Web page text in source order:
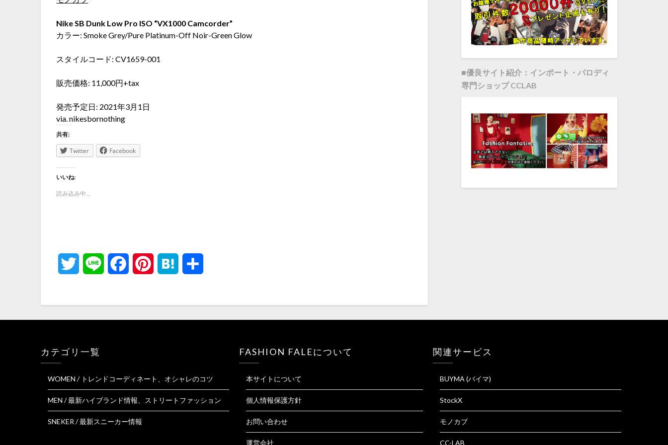
Nike SB Dunk Low Pro ISO “VX1000 Camcorder”
カラー: Smoke Grey/Pure Platinum-Off Noir-Green Glow
スタイルコード: CV1659-001
販売価格: 11,000円+tax
発売予定日: 2021年3月1日
via. nikesbornothing
共有:
Twitter Facebook
いいね:
読み込み中...
Twitter Line FacebookPinterest Hatena
■優良サイト紹介：インポート・パロディ
専門ショップ CCLAB
カテゴリ一覧
WOMEN / トレンドコーディネート、オシャレのコツ
MEN / 最新ハイブランド情報、ストリートファッション
SNEKER / 最新スニーカー情報
FASHION FALEについて
本サイトについて
個人情報保護方針
お問い合わせ
運営会社
関連サービス
BUYMA (バイマ)
StockX
モノカブ
CC-LAB